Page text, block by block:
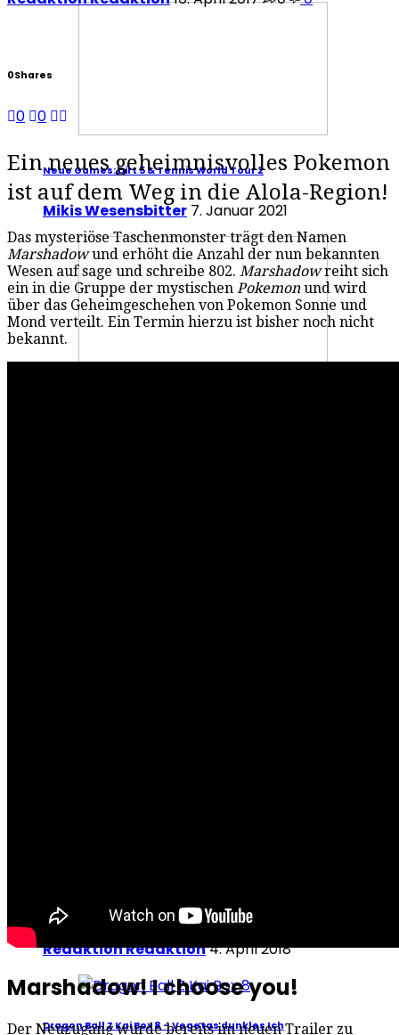
Neue Games: Dirt 5 & Tennis World Tour 2
Mikis Wesensbitter 7. Januar 2021
Plastic Memories Vol. 1 – Blade Runner in kawaii
Redaktion Redaktion4. April 2018
Dragon Ball Z Kai Box 8 – Vegetas dunkles Ich
0Shares
0 0
Ein neues geheimnisvolles Pokemon
ist auf dem Weg in die Alola-Region!
Das mysteriöse Taschenmonster trägt den Namen
Marshadowund erhöht die Anzahl der nun bekannten
Wesen auf sage und schreibe 802. Marshadowreiht sich
ein in die Gruppe der mystischen Pokemonund wird
über das Geheimgeschehen von Pokemon Sonne und
Mond verteilt. Ein Termin hierzu ist bisher noch nicht
bekannt.
Marshadow! I choose you!
Der Neuzugang wurde bereits im neuen Trailer zu